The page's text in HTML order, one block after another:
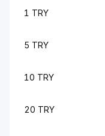
1 TRY
5 TRY
10 TRY
20 TRY